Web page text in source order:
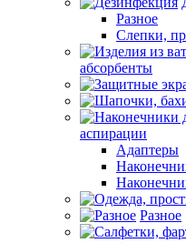
Разное
Слепки,
абсорбенты
аспирации
Адаптеры
Разное